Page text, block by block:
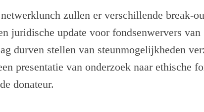
zullen er verschillende break-
juridische update voor fondsenwervers van
durven stellen van steunmogelijkheden
presentatie van onderzoek naar ethische
donateur.